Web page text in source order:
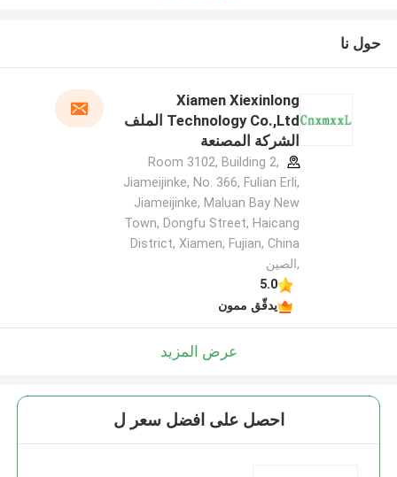
حول نا
Xiamen Xiexinlong
Technology Co.,Ltd الملف
الشركة المصنعة
Room 3102, Building 2,
Jiameijinke, No. 366, Fulian Erli,
Jiameijinke, Maluan Bay New
Town, Dongfu Street, Haicang
District, Xiamen, Fujian, China
,الصين
5.0
يدقّق ممون
عرض المزيد
احصل على افضل سعر ل